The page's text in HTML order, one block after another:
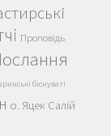
Проповідь
біснуваті
о. Яцек Салій